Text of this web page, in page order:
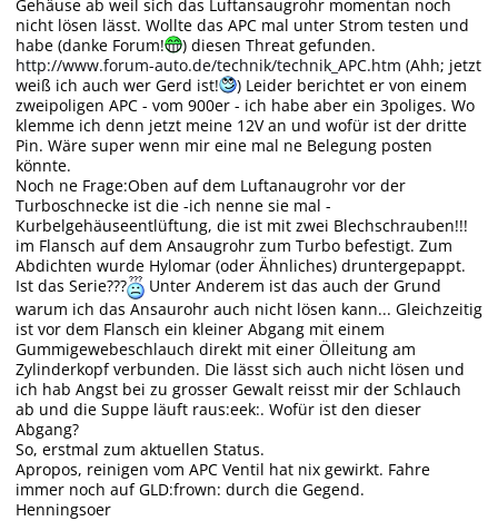
Gehäuse ab weil sich das Luftansaugrohr momentan noch
nicht lösen lässt. Wollte das APC mal unter Strom testen und
habe (danke Forum!
) diesen Threat gefunden.
http://www.forum-auto.de/technik/technik_APC.htm (Ahh; jetzt
weiß ich auch wer Gerd ist!
) Leider berichtet er von einem
zweipoligen APC - vom 900er - ich habe aber ein 3poliges. Wo
klemme ich denn jetzt meine 12V an und wofür ist der dritte
Pin. Wäre super wenn mir eine mal ne Belegung posten
könnte.
Noch ne Frage:Oben auf dem Luftanaugrohr vor der
Turboschnecke ist die -ich nenne sie mal -
Kurbelgehäuseentlüftung, die ist mit zwei Blechschrauben!!!
im Flansch auf dem Ansaugrohr zum Turbo befestigt. Zum
Abdichten wurde Hylomar (oder Ähnliches) druntergepappt.
Ist das Serie???
Unter Anderem ist das auch der Grund
warum ich das Ansaurohr auch nicht lösen kann... Gleichzeitig
ist vor dem Flansch ein kleiner Abgang mit einem
Gummigewebeschlauch direkt mit einer Ölleitung am
Zylinderkopf verbunden. Die lässt sich auch nicht lösen und
ich hab Angst bei zu grosser Gewalt reisst mir der Schlauch
ab und die Suppe läuft raus:eek:. Wofür ist den dieser
Abgang?
So, erstmal zum aktuellen Status.
Apropos, reinigen vom APC Ventil hat nix gewirkt. Fahre
immer noch auf GLD:frown: durch die Gegend.
Henningsoer